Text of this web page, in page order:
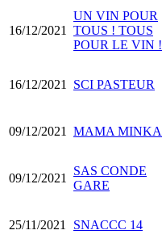
16/12/2021
UN VIN POUR
TOUS ! TOUS
POUR LE VIN !
16/12/2021 SCI PASTEUR
09/12/2021 MAMA MINKA
09/12/2021
SAS CONDE
GARE
25/11/2021 SNACCC 14